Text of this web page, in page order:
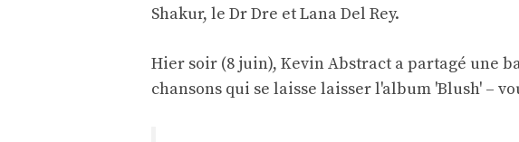
Shakur, le Dr Dre et Lana Del Rey.
Hier soir (8 juin), Kevin Abstract a partagé une
chansons qui se laisse laisser l'album 'Blush' –